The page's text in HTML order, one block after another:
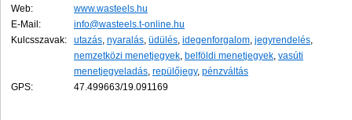
Web:
www.wasteels.hu
E-Mail:
info@wasteels.t-online.hu
Kulcsszavak:
utazás, nyaralás, üdülés, idegenforgalom, jegyrendelés,
nemzetközi menetjegyek, belföldi menetjegyek, vasúti
menetjegyeladás, repülőjegy, pénzváltás
GPS:
47.499663/19.091169